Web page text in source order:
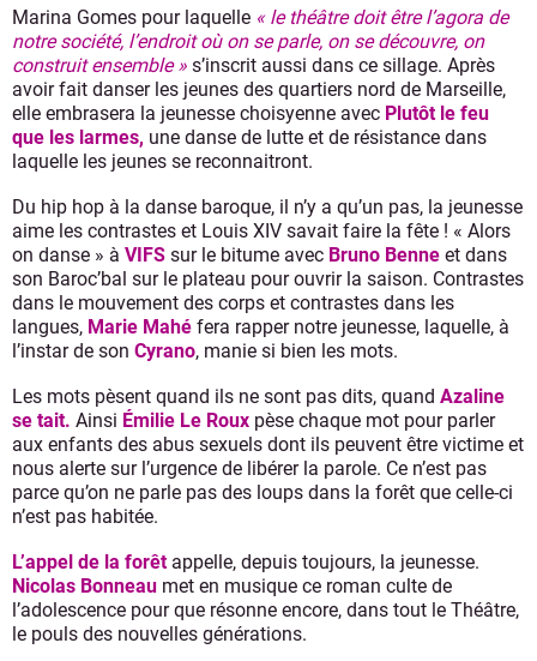
Marina Gomes pour laquelle « le théâtre doit être l’agora de
notre société, l’endroit où on se parle, on se découvre, on
construit ensemble » s’inscrit aussi dans ce sillage. Après
avoir fait danser les jeunes des quartiers nord de Marseille,
elle embrasera la jeunesse choisyenne avec Plutôt le feu
que les larmes, une danse de lutte et de résistance dans
laquelle les jeunes se reconnaitront.
Du hip hop à la danse baroque, il n’y a qu’un pas, la jeunesse
aime les contrastes et Louis XIV savait faire la fête ! « Alors
on danse » à VIFS sur le bitume avec Bruno Benne et dans
son Baroc’bal sur le plateau pour ouvrir la saison. Contrastes
dans le mouvement des corps et contrastes dans les
langues, Marie Mahé fera rapper notre jeunesse, laquelle, à
l’instar de son Cyrano, manie si bien les mots.
Les mots pèsent quand ils ne sont pas dits, quand Azaline
se tait. Ainsi Émilie Le Roux pèse chaque mot pour parler
aux enfants des abus sexuels dont ils peuvent être victime et
nous alerte sur l’urgence de libérer la parole. Ce n’est pas
parce qu’on ne parle pas des loups dans la forêt que celle-ci
n’est pas habitée.
L’appel de la forêt appelle, depuis toujours, la jeunesse.
Nicolas Bonneau met en musique ce roman culte de
l’adolescence pour que résonne encore, dans tout le Théâtre,
le pouls des nouvelles générations.